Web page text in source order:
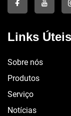
Links Úteis
Sobre nós
Produtos
Serviço
Notícias